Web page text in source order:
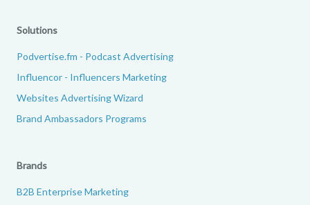
Solutions
Podvertise.fm - Podcast Advertising
Influencor - Influencers Marketing
Websites Advertising Wizard
Brand Ambassadors Programs
Brands
B2B Enterprise Marketing